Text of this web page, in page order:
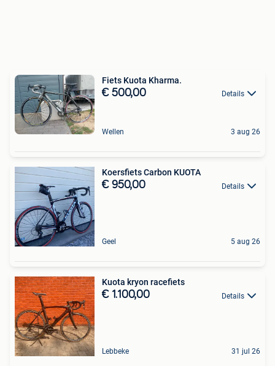
Fiets Kuota Kharma.
€ 500,00 Details
Wellen 3 aug 26
Koersfiets Carbon KUOTA
€ 950,00 Details
Geel 5 aug 26
Kuota kryon racefiets
€ 1.100,00 Details
Lebbeke 31 jul 26